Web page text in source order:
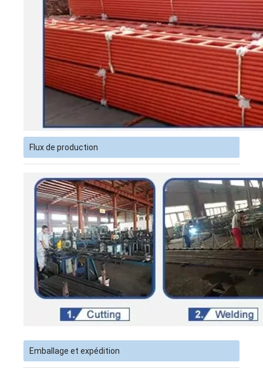
Flux de production
Emballage et expédition